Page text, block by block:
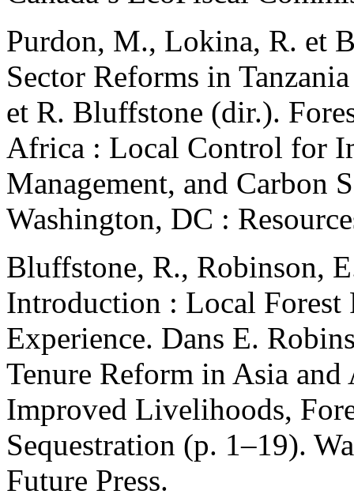
Purdon, M., Lokina, R. et
Sector Reforms in
et R. Bluffstone (dir.).
Africa : Local Control for
Management, and Carbon
Washington, DC :
Bluffstone, R., Robinson,
Introduction : Local
Experience. Dans E.
Tenure Reform in Asia
Improved Livelihoods,
Sequestration (p. 1–19).
Future Press.